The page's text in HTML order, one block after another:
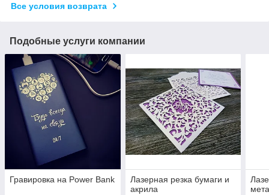
Все условия возврата
Подобные услуги компании
Гравировка на Power Bank
Лазерная резка бумаги и
акрила